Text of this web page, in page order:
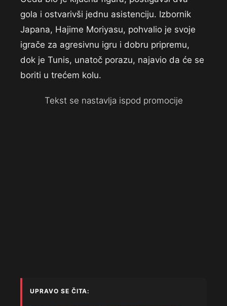
gola i ostvarivši jednu asistenciju. Izbornik
Japana, Hajime Moriyasu, pohvalio je svoje
igrače za agresivnu igru i dobru pripremu,
dok je Tunis, unatoč porazu, najavio da će se
boriti u trećem kolu.
Tekst se nastavlja ispod promocije
UPRAVO SE ČITA: